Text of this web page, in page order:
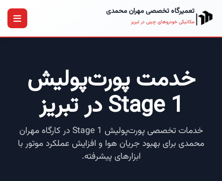
تعمیرگاه تخصصی مهران محمدی
مکانیکی خودروهای چینی در تبریز
خدمت پورت‌پولیش
Stage 1 در تبریز
خدمات تخصصی پورت‌پولیش Stage 1 در کارگاه مهران
محمدی برای بهبود جریان هوا و افزایش عملکرد موتور با
ابزارهای پیشرفته.